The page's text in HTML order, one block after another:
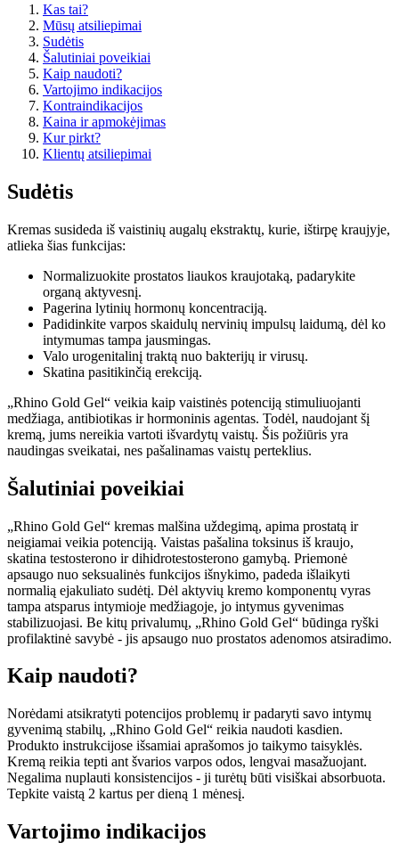
Kas tai?
Mūsų atsiliepimai
Sudėtis
Šalutiniai poveikiai
Kaip naudoti?
Vartojimo indikacijos
Kontraindikacijos
Kaina ir apmokėjimas
Kur pirkt?
Klientų atsiliepimai
Sudėtis
Kremas susideda iš vaistinių augalų ekstraktų, kurie, ištirpę kraujyje,
atlieka šias funkcijas:
Normalizuokite prostatos liaukos kraujotaką, padarykite
organą aktyvesnį.
Pagerina lytinių hormonų koncentraciją.
Padidinkite varpos skaidulų nervinių impulsų laidumą, dėl ko
intymumas tampa jausmingas.
Valo urogenitalinį traktą nuo bakterijų ir virusų.
Skatina pasitikinčią erekciją.
„Rhino Gold Gel“ veikia kaip vaistinės potenciją stimuliuojanti
medžiaga, antibiotikas ir hormoninis agentas. Todėl, naudojant šį
kremą, jums nereikia vartoti išvardytų vaistų. Šis požiūris yra
naudingas sveikatai, nes pašalinamas vaistų perteklius.
Šalutiniai poveikiai
„Rhino Gold Gel“ kremas malšina uždegimą, apima prostatą ir
neigiamai veikia potenciją. Vaistas pašalina toksinus iš kraujo,
skatina testosterono ir dihidrotestosterono gamybą. Priemonė
apsaugo nuo seksualinės funkcijos išnykimo, padeda išlaikyti
normalią ejakuliato sudėtį. Dėl aktyvių kremo komponentų vyras
tampa atsparus intymioje medžiagoje, jo intymus gyvenimas
stabilizuojasi. Be kitų privalumų, „Rhino Gold Gel“ būdinga ryški
profilaktinė savybė - jis apsaugo nuo prostatos adenomos atsiradimo.
Kaip naudoti?
Norėdami atsikratyti potencijos problemų ir padaryti savo intymų
gyvenimą stabilų, „Rhino Gold Gel“ reikia naudoti kasdien.
Produkto instrukcijose išsamiai aprašomos jo taikymo taisyklės.
Kremą reikia tepti ant švarios varpos odos, lengvai masažuojant.
Negalima nuplauti konsistencijos - ji turėtų būti visiškai absorbuota.
Tepkite vaistą 2 kartus per dieną 1 mėnesį.
Vartojimo indikacijos